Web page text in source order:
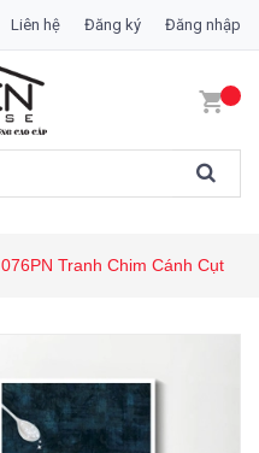
Liên hệ Đăng ký Đăng nhập
076PN Tranh Chim Cánh Cụt